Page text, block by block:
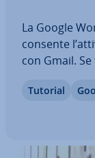
La Google
consente
con Gmail.
messaggio
Tutorial